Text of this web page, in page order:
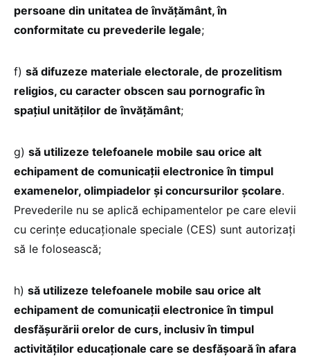
persoane din unitatea de învățământ, în
conformitate cu prevederile legale;
f) să difuzeze materiale electorale, de prozelitism
religios, cu caracter obscen sau pornografic în
spațiul unităților de învățământ;
g) să utilizeze telefoanele mobile sau orice alt
echipament de comunicații electronice în timpul
examenelor, olimpiadelor și concursurilor școlare.
Prevederile nu se aplică echipamentelor pe care elevii
cu cerințe educaționale speciale (CES) sunt autorizați
să le folosească;
h) să utilizeze telefoanele mobile sau orice alt
echipament de comunicații electronice în timpul
desfășurării orelor de curs, inclusiv în timpul
activităților educaționale care se desfășoară în afara